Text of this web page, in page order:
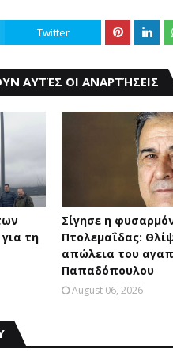
Twitter
ΑΥΤΈΣ ΟΙ ΑΝΑΡΤΉΣΕΙΣ
τη
Σίγησε η
Πτολεμαΐδας:
απώλεια του
Παπαδόπουλου
August 06, 2026